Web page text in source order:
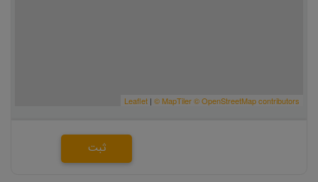
Leaflet | © MapTiler© OpenStreetMap contributors
ثبت